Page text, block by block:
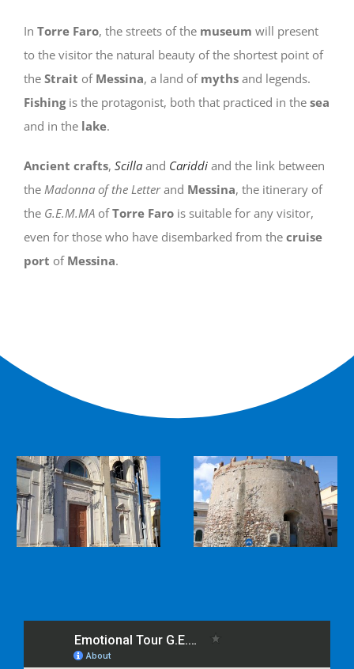
In Torre Faro, the streets of the museum will present
to the visitor the natural beauty of the shortest point of
the Strait of Messina, a land of mythsand legends.
Fishingis the protagonist, both that practiced in the sea
and in the lake.
Ancient crafts, Scillaand Cariddiand the link between
the Madonna of the Letterand Messina, the itinerary of
the G.E.M.MAofTorre Farois suitable for any visitor,
even for those who have disembarked from the cruise
port of Messina.